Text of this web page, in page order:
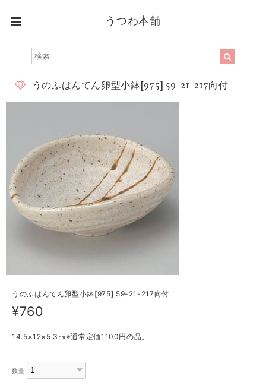
うつわ本舗
うのふはんてん卵型小鉢[975] 59-21-217向付
うのふはんてん卵型小鉢[975] 59-21-217向付
¥760
14.5×12×5.3㎝※通常定価1100円の品。
数量